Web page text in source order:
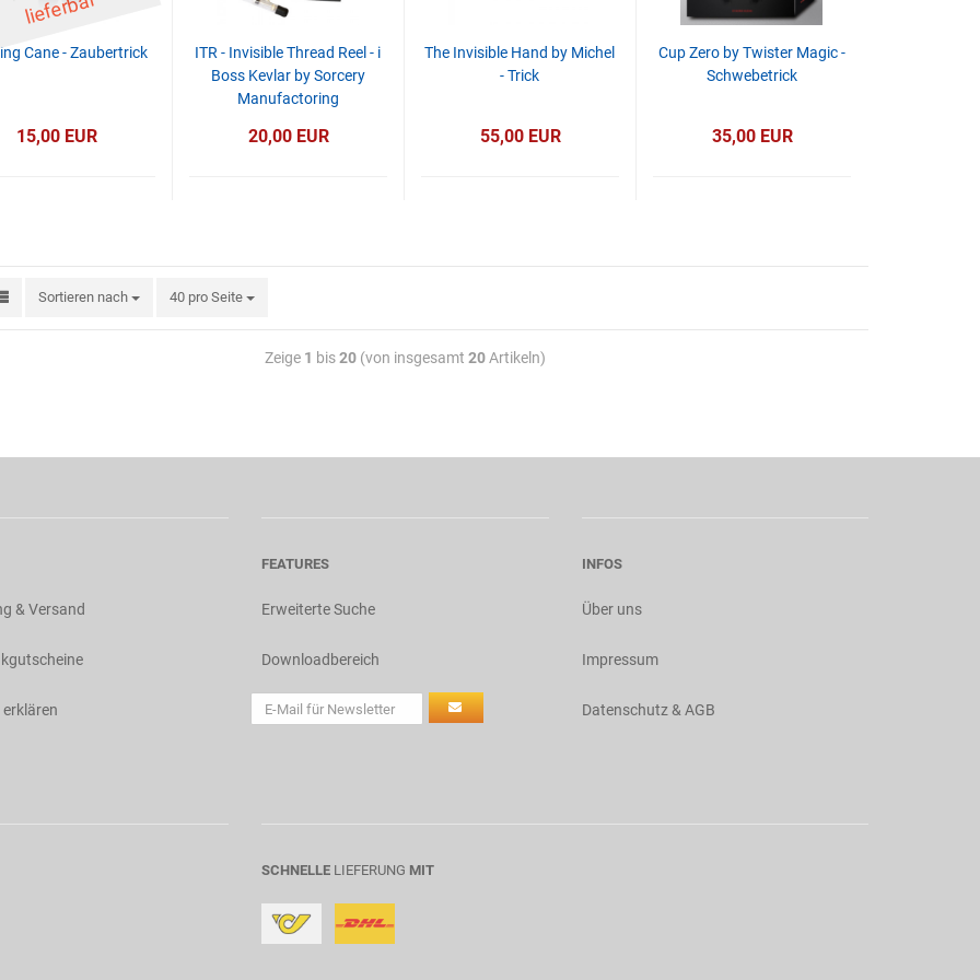
Cane - Zaubertrick
15,00 EUR
ITR - Invisible Thread Reel - i
Boss Kevlar by Sorcery
Manufactoring
20,00 EUR
The Invisible Hand by Michel
- Trick
55,00 EUR
Cup Zero by Twister Magic -
Schwebetrick
35,00 EUR
Sortieren nach 40 pro Seite
Zeige 1 bis20(von insgesamt 20Artikeln)
& Versand
FEATURES
Erweiterte Suche
Downloadbereich
INFOS
Über uns
Impressum
Datenschutz & AGB
SCHNELLE LIEFERUNG MIT